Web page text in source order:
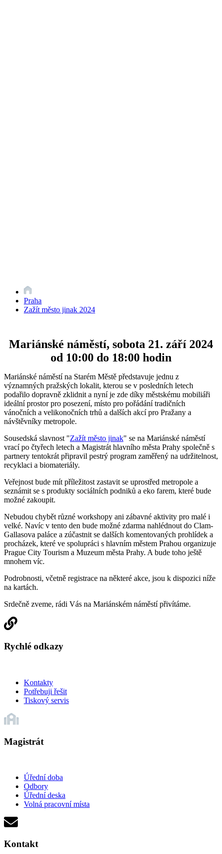
Praha
Zažít město jinak 2024
Mariánské náměstí, sobota 21. září 2024
od 10:00 do 18:00 hodin
Mariánské náměstí na Starém Městě představuje jednu z
významných pražských lokalit, kterou se v posledních letech
podařilo dopravně zklidnit a nyní je zde díky městskému mobiliáři
ideální prostor pro posezení, místo pro pořádání tradičních
vánočních a velikonočních trhů a dalších akcí pro Pražany a
návštěvníky metropole.
Sousedská slavnost "Zažít město jinak" se na Mariánské náměstí
vrací po čtyřech letech a Magistrát hlavního města Prahy společně s
partnery tentokrát připravil pestrý program zaměřený na udržitelnost,
recyklaci a biomateriály.
Veřejnost bude mít příležitost zastavit se uprostřed metropole a
seznámit se s produkty sociálních podniků a eko farem, které bude
možné zakoupit.
Nebudou chybět různé workshopy ani zábavné aktivity pro malé i
velké. Navíc v tento den bude možné zdarma nahlédnout do Clam-
Gallasova paláce a zúčastnit se dalších komentovaných prohlídek a
procházek, které ve spolupráci s hlavním městem Prahou organizuje
Prague City Tourism a Muzeum města Prahy. A bude toho ještě
mnohem víc.
Podrobnosti, včetně registrace na některé akce, jsou k dispozici níže
na kartách.
Srdečně zveme, rádi Vás na Mariánském náměstí přivítáme.
Rychlé odkazy
Kontakty
Potřebuji řešit
Tiskový servis
Magistrát
Úřední doba
Odbory
Úřední deska
Volná pracovní místa
Kontakt